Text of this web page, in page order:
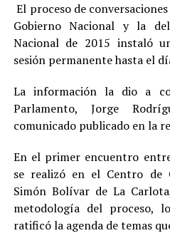
El proceso de
Gobierno Nacional y la
Nacional de 2015 instaló
sesión permanente hasta el
La información la dio a
Parlamento, Jorge
comunicado publicado en la
En el primer encuentro
se realizó en el Centro de
Simón Bolívar de La
metodología del proceso,
ratificó la agenda de temas